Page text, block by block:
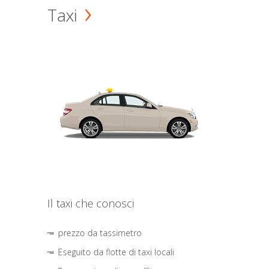
Taxi
Il taxi che conosci
prezzo da tassimetro
Eseguito da flotte di taxi locali